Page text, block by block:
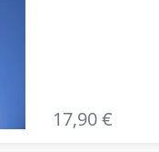
17,90 €